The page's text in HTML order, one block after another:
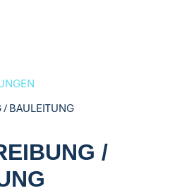
BAULEITUNG
/